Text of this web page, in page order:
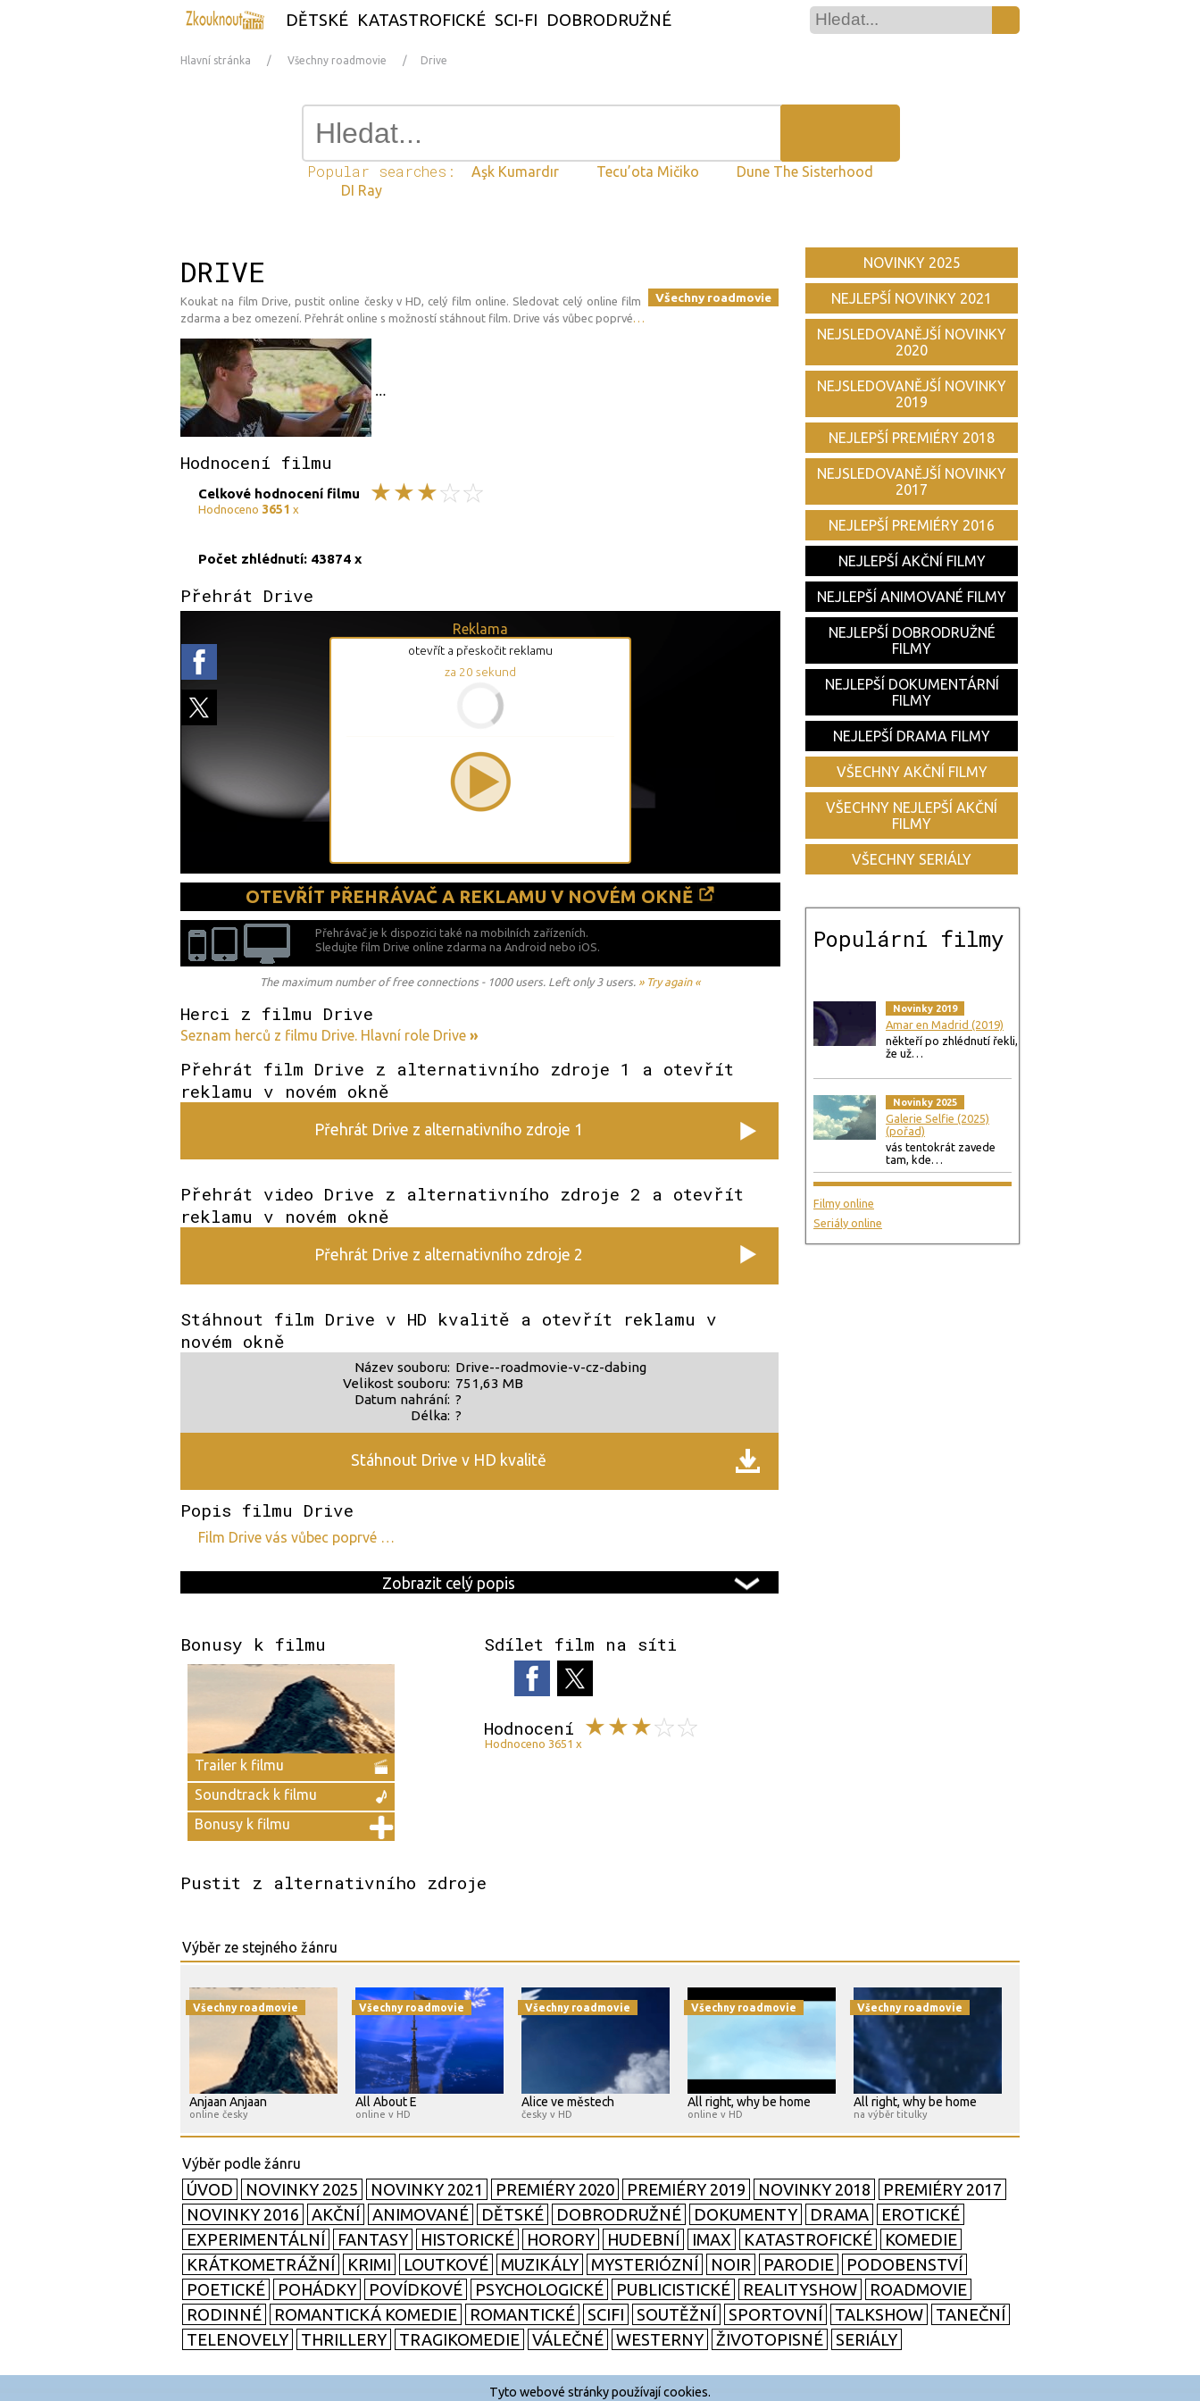
DĚTSKÉ KATASTROFICKÉ SCI-FI DOBRODRUŽNÉ
Hlavní stránka Všechny roadmovie Drive
Popular searches: Aşk Kumardır Tecu’ota Mičiko
Dune The Sisterhood
DI Ray
DRIVE
Všechny roadmovie
Koukat na film Drive, pustit online česky v HD, celý film online. Sledovat celý online film
zdarma a bez omezení. Přehrát online s možností stáhnout film. Drive vás vůbec poprvé
Hodnocení filmu
Celkové hodnocení filmu
Hodnoceno 3651 x
Počet zhlédnutí: 43874 x
Přehrát Drive
Reklama
otevřít a přeskočit reklamu
za 20 sekund
OTEVŘÍT PŘEHRÁVAČ A REKLAMU V NOVÉM OKNĚ
Přehrávač je k dispozici také na mobilních zařízeních.
Sledujte film Drive online zdarma na Android nebo iOS.
The maximum number of free connections - 1000 users. Left only 3 users. » Try again «
Herci z filmu Drive
Seznam herců z filmu Drive. Hlavní role Drive »
Přehrát film Drive z alternativního zdroje 1 a otevřít
reklamu v novém okně
Přehrát Drive z alternativního zdroje 1
Přehrát video Drive z alternativního zdroje 2 a otevřít
reklamu v novém okně
Přehrát Drive z alternativního zdroje 2
Stáhnout film Drive v HD kvalitě a otevřít reklamu v
novém okně
Název souboru:
Velikost souboru:
Datum nahrání:
Délka:
Drive--roadmovie-v-cz-dabing
751,63 MB
?
?
Stáhnout Drive v HD kvalitě
Popis filmu Drive
film Drive vás vůbec poprvé …
Zobrazit celý popis
Bonusy k filmu
Trailer k filmu
Soundtrack k filmu
Bonusy k filmu
Sdílet film na síti
Hodnocení
Hodnoceno 3651 x
Pustit z alternativního zdroje
NOVINKY 2025
NEJLEPŠÍ NOVINKY 2021
NEJSLEDOVANĚJŠÍ NOVINKY
2020
NEJSLEDOVANĚJŠÍ NOVINKY
2019
NEJLEPŠÍ PREMIÉRY 2018
NEJSLEDOVANĚJŠÍ NOVINKY
2017
NEJLEPŠÍ PREMIÉRY 2016
NEJLEPŠÍ AKČNÍ FILMY
NEJLEPŠÍ ANIMOVANÉ FILMY
NEJLEPŠÍ DOBRODRUŽNÉ
FILMY
NEJLEPŠÍ DOKUMENTÁRNÍ
FILMY
NEJLEPŠÍ DRAMA FILMY
VŠECHNY AKČNÍ FILMY
VŠECHNY NEJLEPŠÍ AKČNÍ
FILMY
VŠECHNY SERIÁLY
Populární filmy
Novinky 2019
Amar en Madrid (2019)
někteří po zhlédnutí řekli,
že už…
Novinky 2025
Galerie Selfie (2025)
(pořad)
vás tentokrát zavede
tam, kde…
Filmy online
Seriály online
Všechny roadmovie
Anjaan Anjaan
online česky
Všechny roadmovie
All About E
online v HD
Všechny roadmovie
Alice ve městech
česky v HD
Všechny roadmovie
All right, why be home
online v HD
Všechny roadmovie
All right, why be home
na výběr titulky
ÚVOD NOVINKY 2025 NOVINKY 2021 PREMIÉRY 2020 PREMIÉRY 2019 NOVINKY 2018
PREMIÉRY 2017
NOVINKY 2016
AKČNÍ ANIMOVANÉ DĚTSKÉ DOBRODRUŽNÉ DOKUMENTY DRAMA
EROTICKÉ
EXPERIMENTÁLNÍ
FANTASY HISTORICKÉ HORORY HUDEBNÍ IMAX KATASTROFICKÉ
KOMEDIE
KRÁTKOMETRÁŽNÍ
KRIMI LOUTKOVÉ MUZIKÁLY MYSTERIÓZNÍ NOIR PARODIE
PODOBENSTVÍ
POETICKÉ
POHÁDKY POVÍDKOVÉ PSYCHOLOGICKÉ PUBLICISTICKÉ REALITYSHOW
ROADMOVIE
RODINNÉ
ROMANTICKÁ KOMEDIE ROMANTICKÉ SCIFI SOUTĚŽNÍ SPORTOVNÍ TALKSHOW
TANEČNÍ
TELENOVELY
THRILLERY TRAGIKOMEDIE VÁLEČNÉ WESTERNY ŽIVOTOPISNÉ SERIÁLY
Tyto webové stránky používají cookies.